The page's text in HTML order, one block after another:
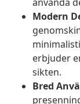
Modern
erbjuder
sikten.
Bred